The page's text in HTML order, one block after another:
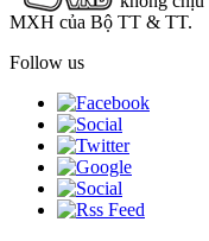
MXH của Bộ TT & TT.
Follow us